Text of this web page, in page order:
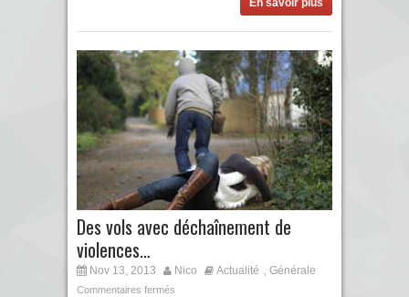
En savoir plus
Des vols avec déchaînement de
violences…
Nov 13, 2013 Nico Actualité , Générale
Commentaires fermés